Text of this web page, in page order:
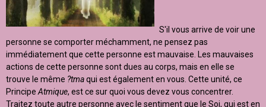
S'il vous arrive de voir une
personne se comporter méchamment, ne pensez pas
immédiatement que cette personne est mauvaise. Les mauvaises
actions de cette personne sont dues au corps, mais en elle se
trouve le même ?tmaqui est également en vous. Cette unité, ce
Principe Atmique, est ce sur quoi vous devez vous concentrer.
Traitez toute autre personne avec le sentiment que le Soi, qui est en